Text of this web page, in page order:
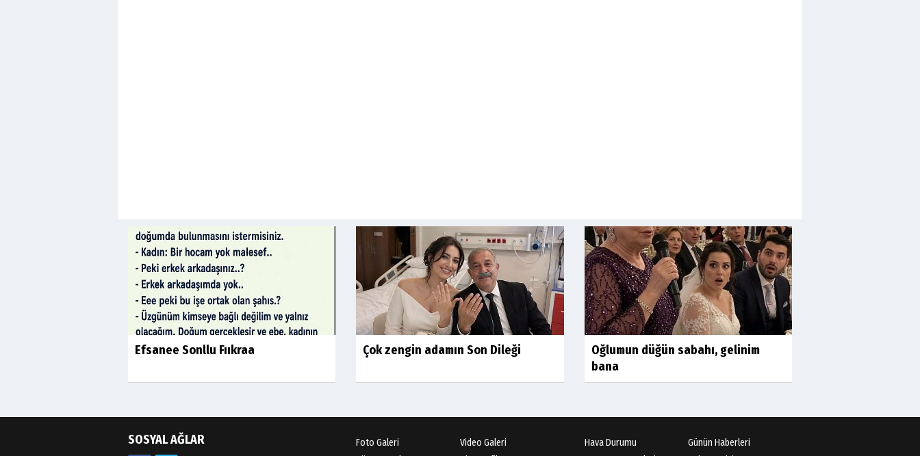
Efsanee Sonllu Fııkraa Çok zengin adamın Son Dileği
Oğlumun düğün sabahı, gelinim
bana
SOSYAL AĞLAR Foto Galeri
Video Galeri
Hava Durumu
Günün Haberleri